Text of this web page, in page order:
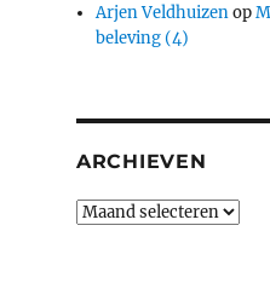
Arjen Veldhuizenop
beleving (4)
ARCHIEVEN
Archieven